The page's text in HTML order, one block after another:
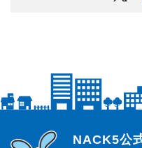
らじっと君
NACK5公